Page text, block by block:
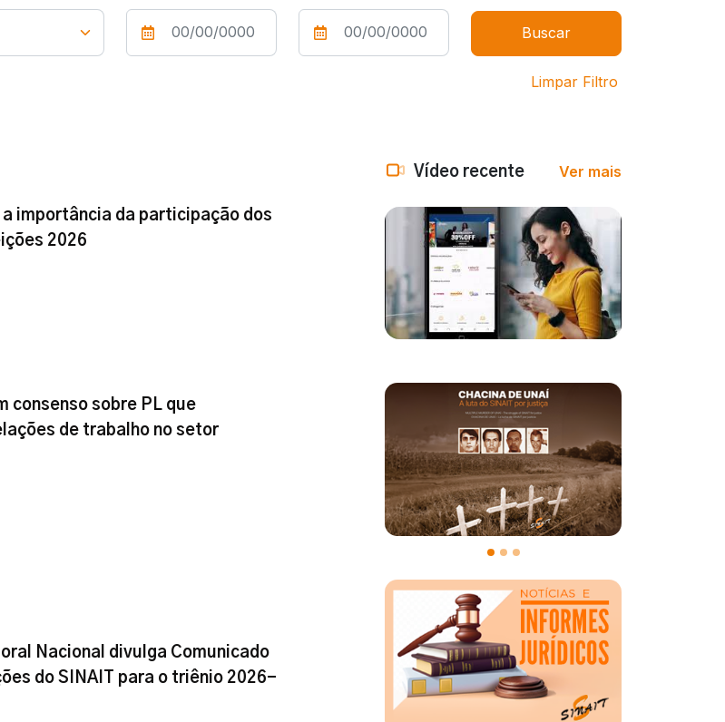
Limpar Filtro
importância da participação dos
2026
consenso sobre PL que
de trabalho no setor
Nacional divulga Comunicado
do SINAIT para o triênio 2026-
Vídeo recente Ver mais